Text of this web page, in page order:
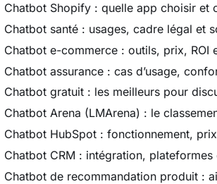
Chatbot Shopify : quelle app choisir et
Chatbot santé : usages, cadre légal et
Chatbot e-commerce : outils, prix, ROI
Chatbot assurance : cas d’usage,
Chatbot gratuit : les meilleurs pour
Chatbot Arena (LMArena) : le
Chatbot HubSpot : fonctionnement,
Chatbot CRM : intégration,
Chatbot de recommandation produit :